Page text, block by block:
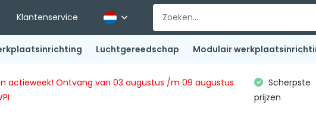
Klantenservice
Luchtgereedschap Modulair
actieweek! Ontvang van 03 augustus /m 09 augustus
Scherpste
prijzen